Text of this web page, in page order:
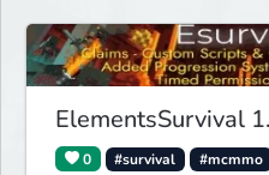
ElementsSurvival
0 #survival #mcmmo